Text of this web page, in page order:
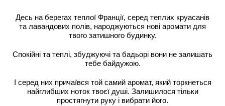
Десь на берегах теплої Франції, серед теплих круасанів
та лавандових полів, народжуються нові аромати для
твого затишного будинку.
Спокійні та теплі, збуджуючі та бадьорі вони не залишать
тебе байдужою.
І серед них причаївся той самий аромат, який торкнеться
найглибших ноток твоєї душі. Залишилося тільки
простягнути руку і вибрати його.